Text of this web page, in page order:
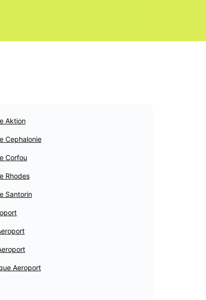
Aktion
Cephalonie
Corfou
Rhodes
Santorin
Aeroport